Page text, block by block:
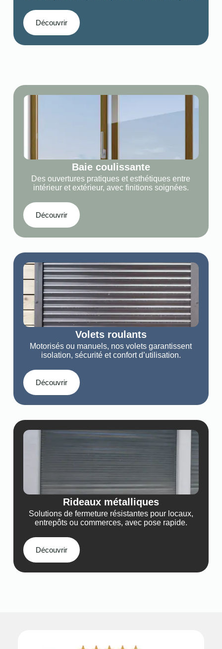
Découvrir
Baie coulissante
Des ouvertures pratiques et esthétiques entre
intérieur et extérieur, avec finitions soignées.
Découvrir
Volets roulants
Motorisés ou manuels, nos volets garantissent
isolation, sécurité et confort d’utilisation.
Découvrir
Rideaux métalliques
Solutions de fermeture résistantes pour locaux,
entrepôts ou commerces, avec pose rapide.
Découvrir